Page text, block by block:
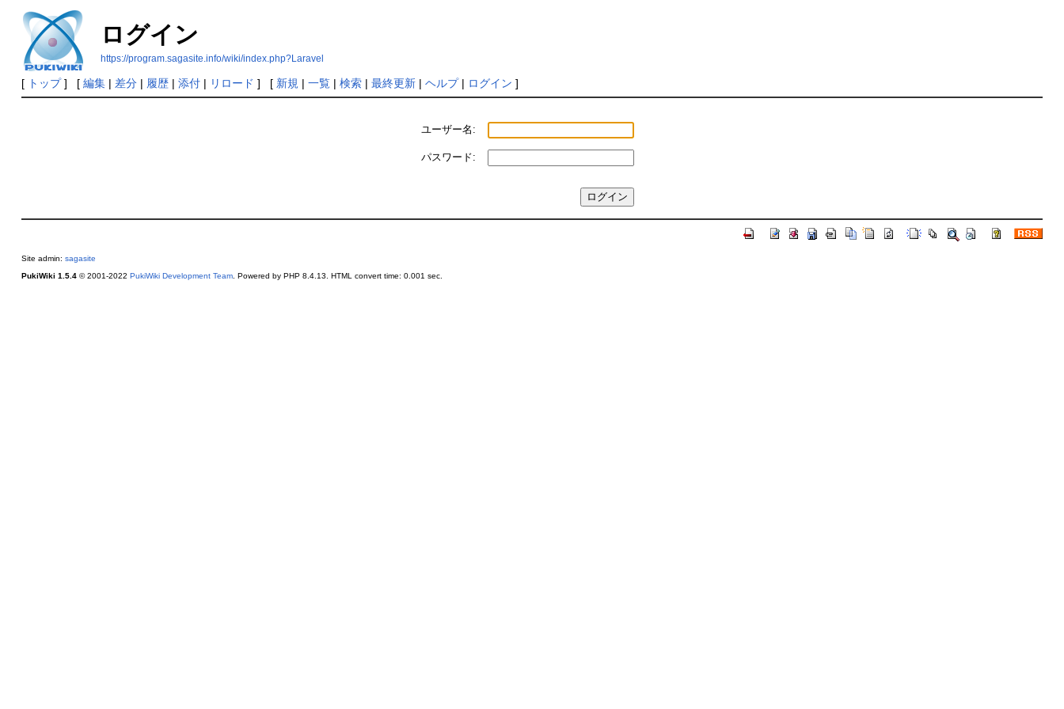
ログイン
https://program.sagasite.info/wiki/index.php?Laravel
[ トップ] [ 編集| 差分| 履歴| 添付| リロード ] [ 新規 | 一覧| 検索| 最終更新| ヘルプ| ログイン ]
ユーザー名:
パスワード:
Site admin: sagasite
PukiWiki 1.5.4© 2001-2022 PukiWiki Development Team. Powered by PHP 8.4.13. HTML convert time: 0.001 sec.